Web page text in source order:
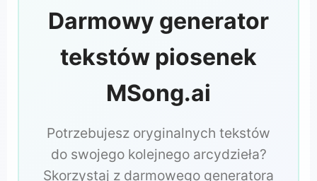
Darmowy generator
tekstów piosenek
MSong.ai
Potrzebujesz oryginalnych tekstów
do swojego kolejnego arcydzieła?
Skorzystaj z darmowego generatora